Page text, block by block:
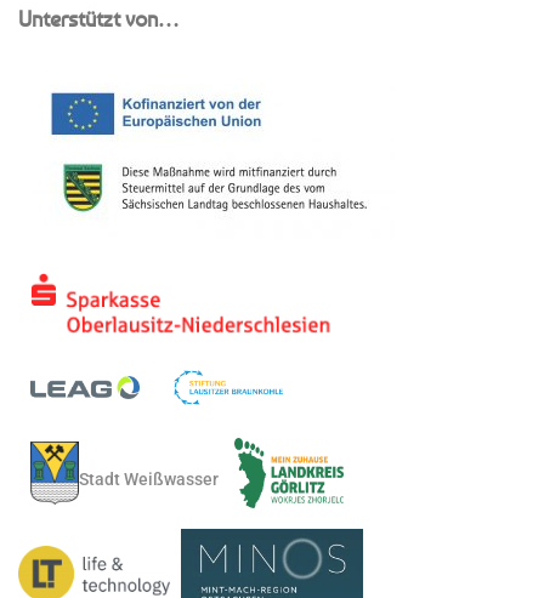
Unterstützt von…
Stadt Weißwasser